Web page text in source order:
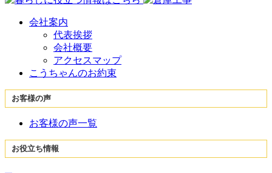
会社案内
代表挨拶
会社概要
アクセスマップ
こうちゃんのお約束
お客様の声
お客様の声一覧
お役立ち情報